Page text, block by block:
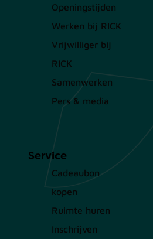
Openingstijden
Werken bij RICK
Vrijwilliger bij
RICK
Samenwerken
Pers & media
Service
Cadeaubon
kopen
Ruimte huren
Inschrijven